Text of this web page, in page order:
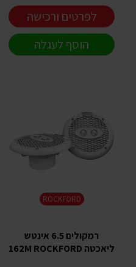
לפרטים ורכישה
הוסף לעגלה
ROCKFORD
רמקולים 6.5 אינטש
ליאכטה 162M ROCKFORD